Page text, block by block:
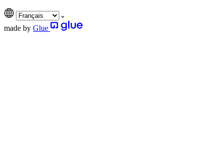
made by Glue